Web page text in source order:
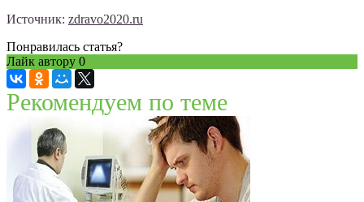
Источник: zdravo2020.ru
Понравилась статья?
Лайк автору 0
Рекомендуем по теме